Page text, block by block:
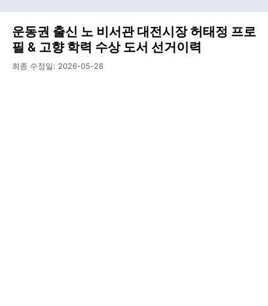
운동권 출신 노 비서관 대전시장 허태정 프로
필 & 고향 학력 수상 도서 선거이력
최종 수정일: 2026-05-28